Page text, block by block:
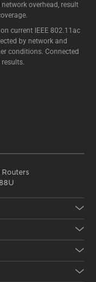
overhead, result
current IEEE 802.11ac
by network and
conditions. Connected
Routers